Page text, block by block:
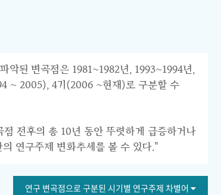
악된 변곡점은 1981~1982년, 1993~1994년,
~ 2005), 4기(2006 ~현재)로 구분할 수
전후의 총 10년 동안 뚜렷하게 급증하거나
연구주제 변화추세를 볼 수 있다."
연구 변곡점으로 구분된 시기별 연구주제 차별어